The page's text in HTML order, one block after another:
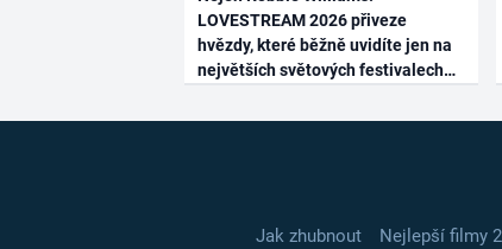
LOVESTREAM 2026 přiveze
hvězdy, které běžně uvidíte jen na
největších světových festivalech
Jak zhubnout Nejlepší filmy